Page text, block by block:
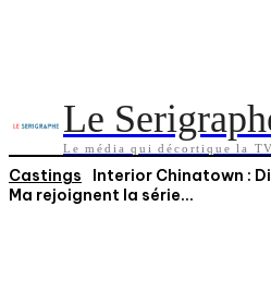
Le
Le média qui décortique la
Castings
Interior Chinatown :
Ma rejoignent la série...